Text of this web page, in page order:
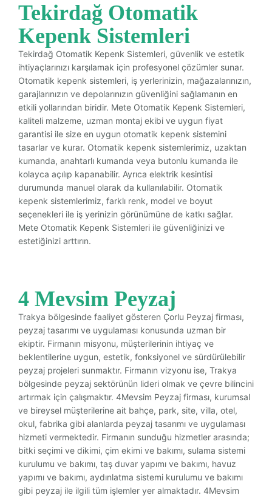
Tekirdağ Otomatik
Kepenk Sistemleri
Tekirdağ Otomatik Kepenk Sistemleri, güvenlik ve estetik
ihtiyaçlarınızı karşılamak için profesyonel çözümler sunar.
Otomatik kepenk sistemleri, iş yerlerinizin, mağazalarınızın,
garajlarınızın ve depolarınızın güvenliğini sağlamanın en
etkili yollarından biridir. Mete Otomatik Kepenk Sistemleri,
kaliteli malzeme, uzman montaj ekibi ve uygun fiyat
garantisi ile size en uygun otomatik kepenk sistemini
tasarlar ve kurar. Otomatik kepenk sistemlerimiz, uzaktan
kumanda, anahtarlı kumanda veya butonlu kumanda ile
kolayca açılıp kapanabilir. Ayrıca elektrik kesintisi
durumunda manuel olarak da kullanılabilir. Otomatik
kepenk sistemlerimiz, farklı renk, model ve boyut
seçenekleri ile iş yerinizin görünümüne de katkı sağlar.
Mete Otomatik Kepenk Sistemleri ile güvenliğinizi ve
estetiğinizi arttırın.
4 Mevsim Peyzaj
Trakya bölgesinde faaliyet gösteren Çorlu Peyzaj firması,
peyzaj tasarımı ve uygulaması konusunda uzman bir
ekiptir. Firmanın misyonu, müşterilerinin ihtiyaç ve
beklentilerine uygun, estetik, fonksiyonel ve sürdürülebilir
peyzaj projeleri sunmaktır. Firmanın vizyonu ise, Trakya
bölgesinde peyzaj sektörünün lideri olmak ve çevre bilincini
artırmak için çalışmaktır. 4Mevsim Peyzaj firması, kurumsal
ve bireysel müşterilerine ait bahçe, park, site, villa, otel,
okul, fabrika gibi alanlarda peyzaj tasarımı ve uygulaması
hizmeti vermektedir. Firmanın sunduğu hizmetler arasında;
bitki seçimi ve dikimi, çim ekimi ve bakımı, sulama sistemi
kurulumu ve bakımı, taş duvar yapımı ve bakımı, havuz
yapımı ve bakımı, aydınlatma sistemi kurulumu ve bakımı
gibi peyzaj ile ilgili tüm işlemler yer almaktadır. 4Mevsim